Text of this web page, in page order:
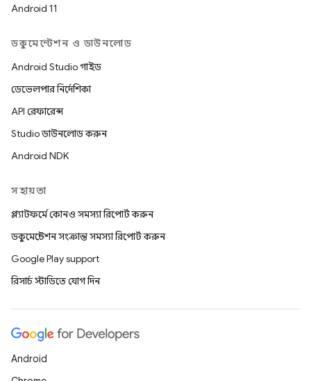
Android 11
ডকুমেন্টেশন ও ডাউনলোড
Android Studio গাইড
ডেভেলপার নির্দেশিকা
API রেফারেন্স
Studio ডাউনলোড করুন
Android NDK
সহায়তা
প্ল্যাটফর্মে কোনও সমস্যা রিপোর্ট করুন
ডকুমেন্টেশন সংক্রান্ত সমস্যা রিপোর্ট করুন
Google Play support
রিসার্চ স্টাডিতে যোগ দিন
Android